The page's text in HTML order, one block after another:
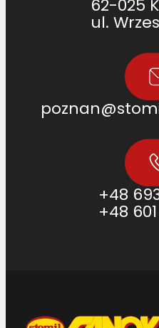
62-025
ul.
+48
+48